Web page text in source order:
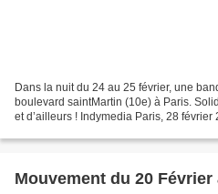
Dans la nuit du 24 au 25 février, une
boulevard saintMartin (10e) à Paris.
et d’ailleurs ! Indymedia Paris, 28 février
Mouvement du 20